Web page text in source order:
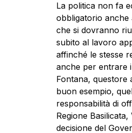
La politica non fa
obbligatorio anche
che si dovranno
subito al lavoro
affinché le stesse
anche per entrare
Fontana, questore
buon esempio,
responsabilità di
Regione
decisione del